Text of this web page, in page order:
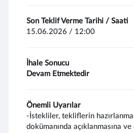
Son Teklif Verme Tarihi / Saati
15.06.2026 / 12:00
İhale Sonucu
Devam Etmektedir
Önemli Uyarılar
-İstekliler, tekliflerin
dokümanında açıklanmasına